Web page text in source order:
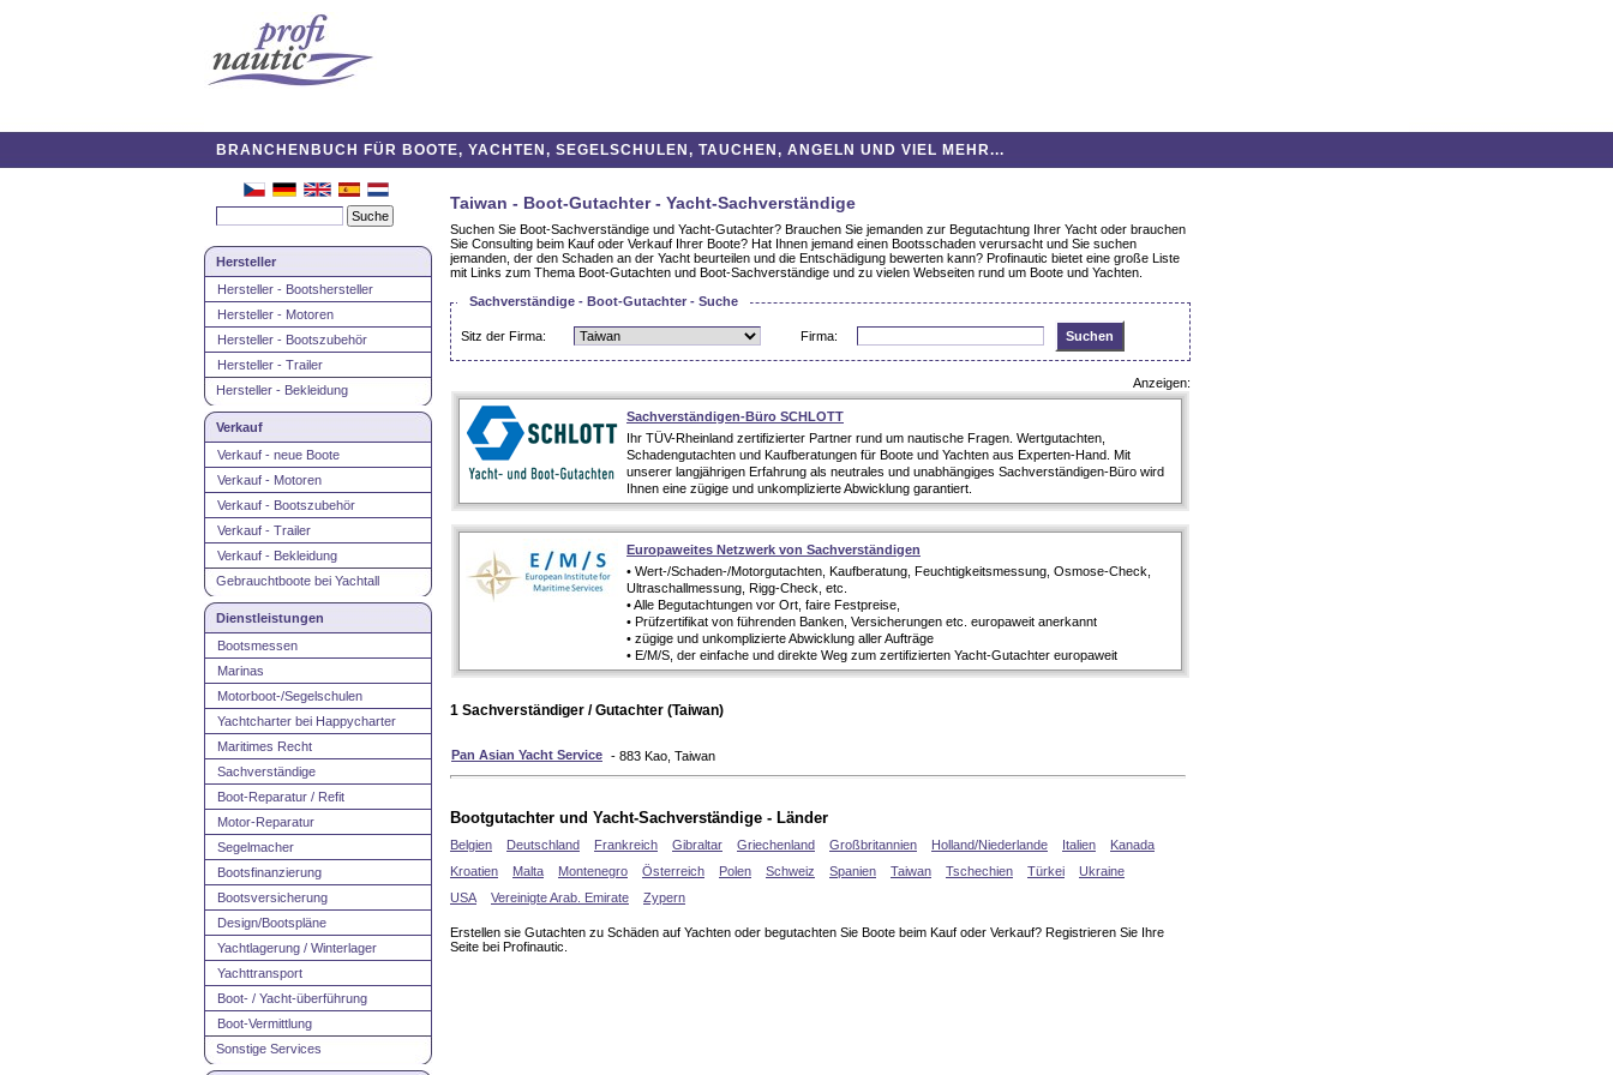
BRANCHENBUCH FÜR BOOTE, YACHTEN, SEGELSCHULEN, TAUCHEN, ANGELN UND VIEL MEHR...
Hersteller
Hersteller - Bootshersteller
Hersteller - Motoren
Hersteller - Bootszubehör
Hersteller - Trailer
Hersteller - Bekleidung
Verkauf
Verkauf - neue Boote
Verkauf - Motoren
Verkauf - Bootszubehör
Verkauf - Trailer
Verkauf - Bekleidung
Gebrauchtboote bei Yachtall
Dienstleistungen
Bootsmessen
Marinas
Motorboot-/Segelschulen
Yachtcharter bei Happycharter
Maritimes Recht
Sachverständige
Boot-Reparatur / Refit
Motor-Reparatur
Segelmacher
Bootsfinanzierung
Bootsversicherung
Design/Bootspläne
Yachtlagerung / Winterlager
Yachttransport
Boot- / Yacht-überführung
Boot-Vermittlung
Sonstige Services
Taiwan - Boot-Gutachter - Yacht-Sachverständige
Suchen Sie Boot-Sachverständige und Yacht-Gutachter? Brauchen Sie jemanden zur Begutachtung Ihrer Yacht oder brauchen
Sie Consulting beim Kauf oder Verkauf Ihrer Boote? Hat Ihnen jemand einen Bootsschaden verursacht und Sie suchen
jemanden, der den Schaden an der Yacht beurteilen und die Entschädigung bewerten kann? Profinautic bietet eine große Liste
mit Links zum Thema Boot-Gutachten und Boot-Sachverständige und zu vielen Webseiten rund um Boote und Yachten.
Sachverständige - Boot-Gutachter - Suche
Sitz der Firma: Firma:
Anzeigen:
Sachverständigen-Büro SCHLOTT
Ihr TÜV-Rheinland zertifizierter Partner rund um nautische Fragen. Wertgutachten,
Schadengutachten und Kaufberatungen für Boote und Yachten aus Experten-Hand. Mit
unserer langjährigen Erfahrung als neutrales und unabhängiges Sachverständigen-Büro wird
Ihnen eine zügige und unkomplizierte Abwicklung garantiert.
Europaweites Netzwerk von Sachverständigen
• Wert-/Schaden-/Motorgutachten, Kaufberatung, Feuchtigkeitsmessung, Osmose-Check,
Ultraschallmessung, Rigg-Check, etc.
• Alle Begutachtungen vor Ort, faire Festpreise,
• Prüfzertifikat von führenden Banken, Versicherungen etc. europaweit anerkannt
• zügige und unkomplizierte Abwicklung aller Aufträge
• E/M/S, der einfache und direkte Weg zum zertifizierten Yacht-Gutachter europaweit
1 Sachverständiger / Gutachter (Taiwan)
Pan Asian Yacht Service - 883 Kao, Taiwan
Bootgutachter und Yacht-Sachverständige - Länder
Belgien Deutschland Frankreich Gibraltar Griechenland Großbritannien Holland/Niederlande Italien
Kanada
Kroatien
Malta Montenegro Österreich Polen Schweiz Spanien Taiwan Tschechien Türkei
Ukraine
USA
Vereinigte Arab. Emirate Zypern
Erstellen sie Gutachten zu Schäden auf Yachten oder begutachten Sie Boote beim Kauf oder Verkauf? Registrieren Sie Ihre
Seite bei Profinautic.